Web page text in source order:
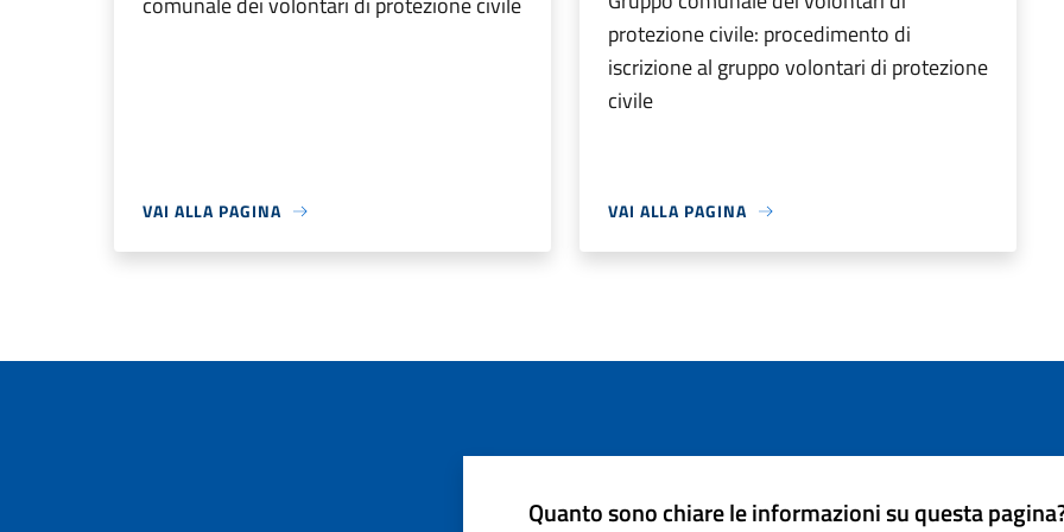
VAI ALLA PAGINA
protezione civile: procedimento di
iscrizione al gruppo volontari di protezione
civile
VAI ALLA PAGINA
Quanto sono chiare le informazioni su questa